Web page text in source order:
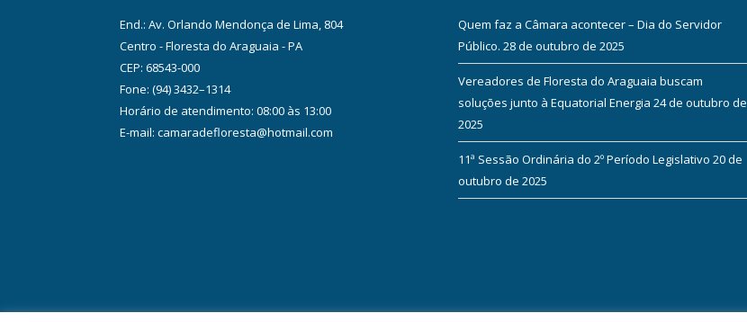
End.: Av. Orlando Mendonça de Lima, 804
Centro - Floresta do Araguaia - PA
CEP: 68543-000
Fone: (94) 3432–1314
Horário de atendimento: 08:00 às 13:00
E-mail: camaradefloresta@hotmail.com
Quem faz a Câmara acontecer – Dia do Servidor
Público. 28 de outubro de 2025
Vereadores de Floresta do Araguaia buscam
soluções junto à Equatorial Energia 24 de outubro de
2025
11ª Sessão Ordinária do 2º Período Legislativo 20 de
outubro de 2025